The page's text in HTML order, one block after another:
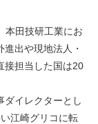
本田技研工業にお
出や現地法人・
接担当した国は20
ダイレクターとし
江崎グリコに転